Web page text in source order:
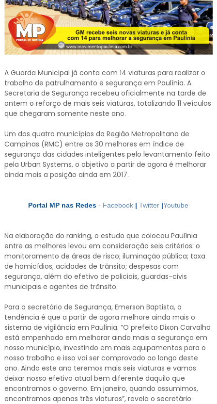
A Guarda Municipal já conta com 14 viaturas para realizar o
trabalho de patrulhamento e segurança em Paulínia. A
Secretaria de Segurança recebeu oficialmente na tarde de
ontem o reforço de mais seis viaturas, totalizando 11 veículos
que chegaram somente neste ano.
Um dos quatro municípios da Região Metropolitana de
Campinas (RMC) entre as 30 melhores em índice de
segurança das cidades inteligentes pelo levantamento feito
pela Urban Systems, o objetivo a partir de agora é melhorar
ainda mais a posição ainda em 2017.
Portal MP nas Redes - Facebook | Twitter |Youtube
Na elaboração do ranking, o estudo que colocou Paulínia
entre as melhores levou em consideração seis critérios: o
monitoramento de áreas de risco; iluminação pública; taxa
de homicídios; acidades de trânsito; despesas com
segurança, além do efetivo de policiais, guardas-civis
municipais e agentes de trânsito.
Para o secretário de Segurança, Emerson Baptista, a
tendência é que a partir de agora melhore ainda mais o
sistema de vigilância em Paulínia. “O prefeito Dixon Carvalho
está empenhado em melhorar ainda mais a segurança em
nosso município, investindo em mais equipamentos para o
nosso trabalho e isso vai ser comprovado ao longo deste
ano. Ainda este ano teremos mais seis viaturas e vamos
deixar nosso efetivo atual bem diferente daquilo que
encontramos o governo. Em janeiro, quando assumimos,
encontramos apenas três viaturas”, revela o secretário.